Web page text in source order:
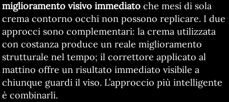
miglioramento visivo immediatoche mesi di sola
crema contorno occhi non possono replicare. I due
approcci sono complementari: la crema utilizzata
con costanza produce un reale miglioramento
strutturale nel tempo; il correttore applicato al
mattino offre un risultato immediato visibile a
chiunque guardi il viso. L’approccio più intelligente
è combinarli.